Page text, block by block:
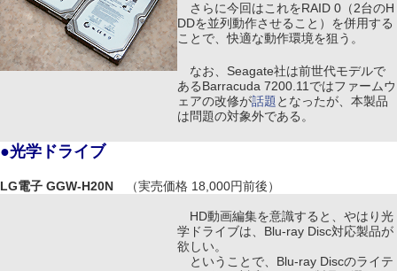
さらに今回はこれをRAID 0（2台のH
DDを並列動作させること）を併用する
ことで、快適な動作環境を狙う。
なお、Seagate社は前世代モデルで
あるBarracuda 7200.11ではファームウ
ェアの改修が話題 となったが、本製品
は問題の対象外である。
●光学ドライブ
LG電子 GGW-H20N（実売価格 18,000円前後）
HD動画編集を意識すると、やはり光
学ドライブは、Blu-ray Disc対応製品が
欲しい。
ということで、Blu-ray Discのライテ